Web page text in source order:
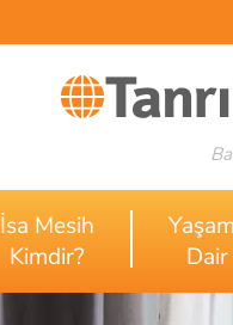
İsa Mesih
Kimdir?
Dair